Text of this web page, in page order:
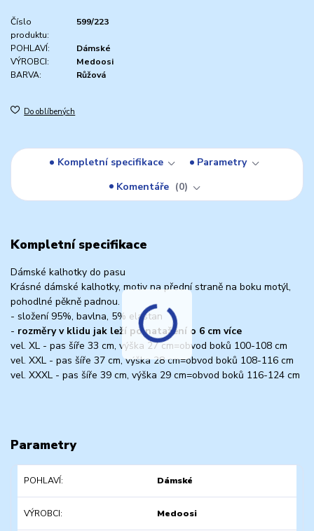
Číslo
produktu:
599/223
POHLAVÍ:
Dámské
VÝROBCI:
Medoosi
BARVA:
Růžová
Do oblíbených
Kompletní specifikace
Parametry
Komentáře
0
Kompletní specifikace
Dámské kalhotky do pasu
Krásné dámské kalhotky, motiv na přední straně na boku motýl,
pohodlné pěkně padnou.
- složení 95%, bavlna, 5% elastan
- rozměry v klidu jak leží po natažení o 6 cm více
vel. XL - pas šíře 33 cm, výška 27 cm=obvod boků 100-108 cm
vel. XXL - pas šíře 37 cm, výška 28 cm=obvod boků 108-116 cm
vel. XXXL - pas šíře 39 cm, výška 29 cm=obvod boků 116-124 cm
Parametry
POHLAVÍ Dámské
VÝROBCI Medoosi